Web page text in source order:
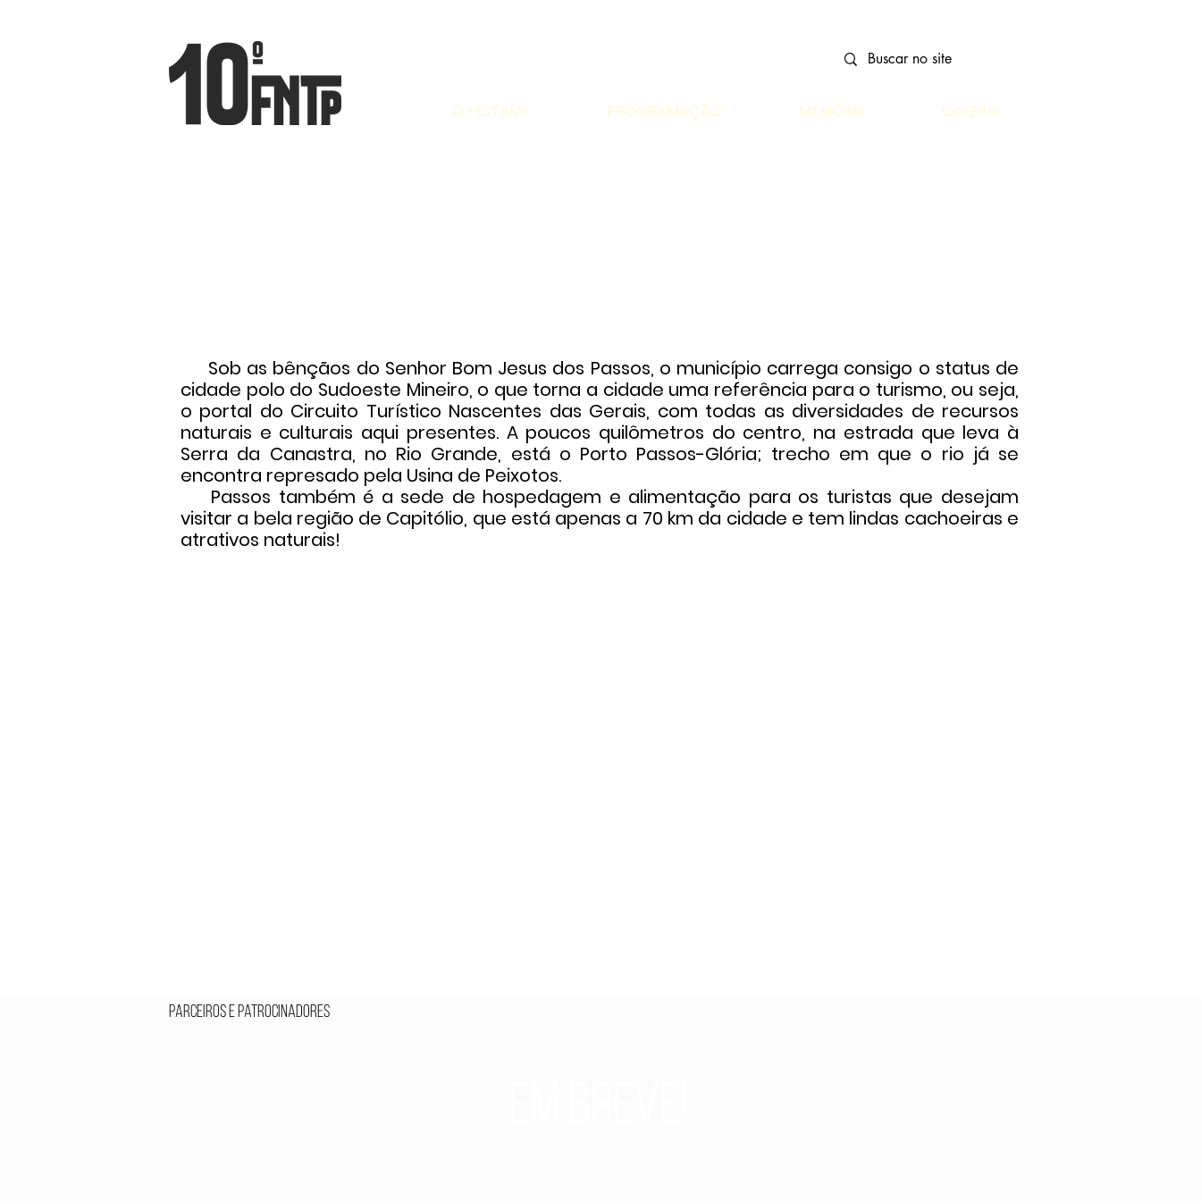
O FESTIVAL PROGRAMAÇÃO MEMÓRIA GALERIA
Sob as bênçãos do Senhor Bom Jesus dos Passos, o município carrega consigo o status de
cidade polo do Sudoeste Mineiro, o que torna a cidade uma referência para o turismo, ou seja,
o portal do Circuito Turístico Nascentes das Gerais, com todas as diversidades de recursos
naturais e culturais aqui presentes. A poucos quilômetros do centro, na estrada que leva à
Serra da Canastra, no Rio Grande, está o Porto Passos-Glória; trecho em que o rio já se
encontra represado pela Usina de Peixotos.
Passos também é a sede de hospedagem e alimentação para os turistas que desejam
visitar a bela região de Capitólio, que está apenas a 70 km da cidade e tem lindas cachoeiras e
atrativos naturais!
Parceiros e Patrocinadores